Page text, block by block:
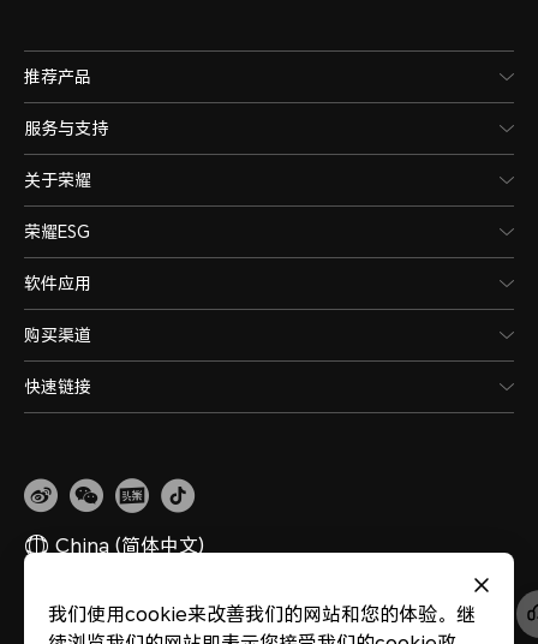
推荐产品
服务与支持
关于荣耀
荣耀ESG
软件应用
购买渠道
快速链接
China (简体中文)
网站地图 隐私政策 使用条款 关于cookies 法律信息 除名查询
我们使用cookie来改善我们的网站和您的体验。继